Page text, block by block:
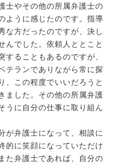
士やその他の所属弁護士の
ように感じたのです。指導
な方だったのですが、決し
んでした。依頼人ととこと
することもあるのですが、
テランでありながら常に探
、この程度でいいだろうと
ました。その他の所属弁護
うに自分の仕事に取り組ん
が弁護士になって、相談に
的に笑顔になっていただけ
た弁護士であれば、自分の